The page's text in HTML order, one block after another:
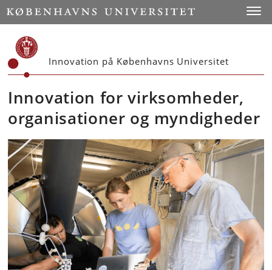
Start
Innovation på Københavns Universitet
Innovation for virksomheder,
organisationer og myndigheder